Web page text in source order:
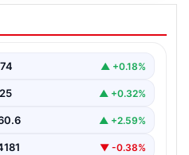
yaşayacağı lüks
yok yok…
▲ +0.18%
▲ +0.32%
▲ +2.59%
▼ -0.38%